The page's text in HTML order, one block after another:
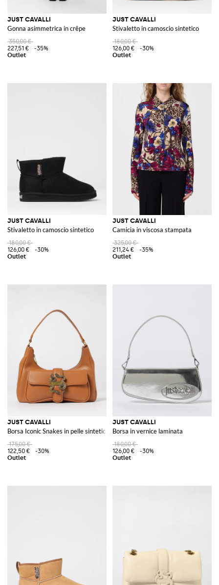
JUST CAVALLI
Gonna asimmetrica in crêpe
350,00 €
227,51 €
-35%
JUST CAVALLI
Stivaletto in camoscio sintetico
180,00 €
126,00 €
-30%
JUST CAVALLI
Stivaletto in camoscio sintetico
180,00 €
126,00 €
-30%
JUST CAVALLI
Camicia in viscosa stampata
325,00 €
211,24 €
-35%
JUST CAVALLI
Borsa Iconic Snakes in pelle sintetica
175,00 €
122,50 €
-30%
JUST CAVALLI
Borsa in vernice laminata
180,00 €
126,00 €
-30%